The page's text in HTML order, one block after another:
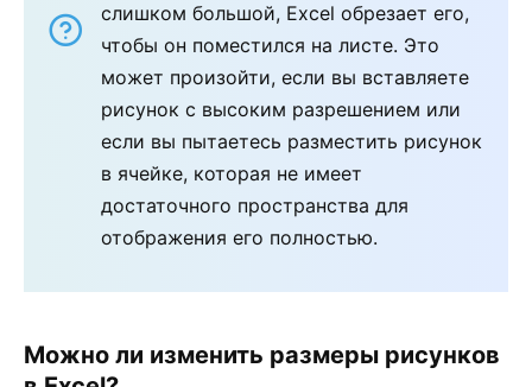
слишком большой, Excel обрезает его,
чтобы он поместился на листе. Это
может произойти, если вы вставляете
рисунок с высоким разрешением или
если вы пытаетесь разместить рисунок
в ячейке, которая не имеет
достаточного пространства для
отображения его полностью.
Можно ли изменить размеры рисунков